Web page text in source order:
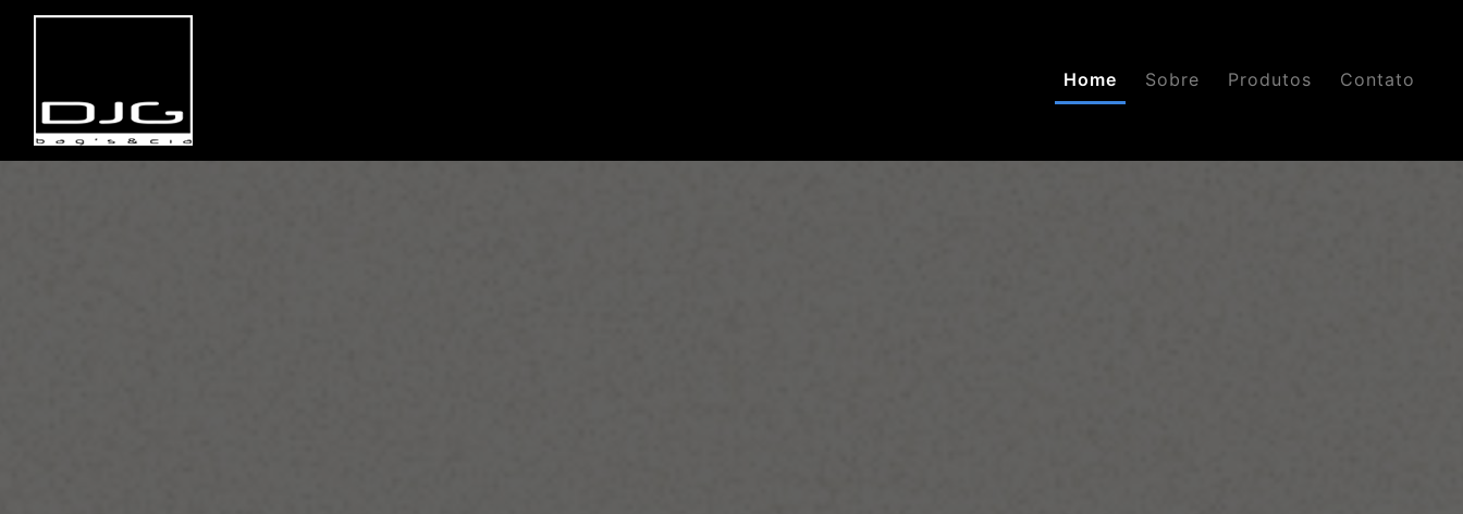
Home Sobre Produtos Contato